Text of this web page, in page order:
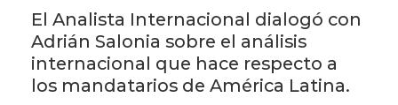
El Analista Internacional dialogó con
Adrián Salonia sobre el análisis
internacional que hace respecto a
los mandatarios de América Latina.